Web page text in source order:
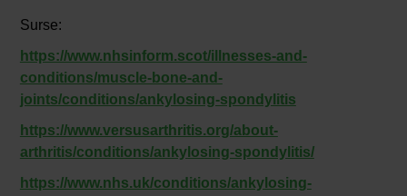
Surse:
https://www.nhsinform.scot/illnesses-and-
conditions/muscle-bone-and-
joints/conditions/ankylosing-spondylitis
https://www.versusarthritis.org/about-
arthritis/conditions/ankylosing-spondylitis/
https://www.nhs.uk/conditions/ankylosing-